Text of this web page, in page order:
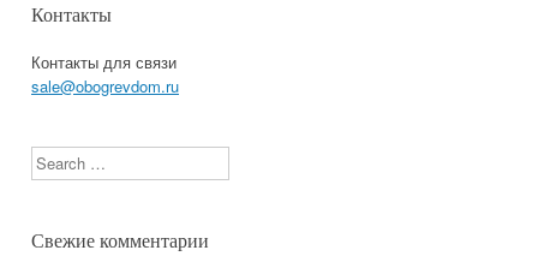
Контакты
Контакты для связи
sale@obogrevdom.ru
Search
Свежие комментарии